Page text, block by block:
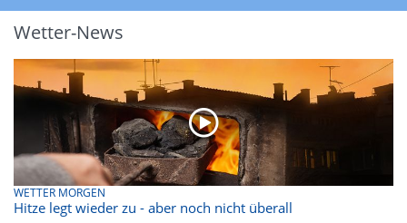
Wetter-News
WETTER MORGEN
Hitze legt wieder zu - aber noch nicht überall